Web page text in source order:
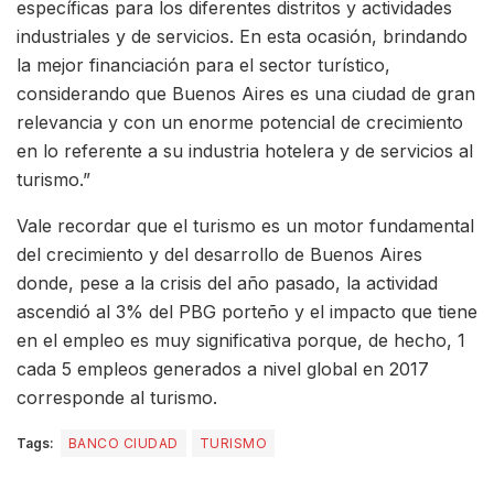
específicas para los diferentes distritos y actividades
industriales y de servicios. En esta ocasión, brindando
la mejor financiación para el sector turístico,
considerando que Buenos Aires es una ciudad de gran
relevancia y con un enorme potencial de crecimiento
en lo referente a su industria hotelera y de servicios al
turismo.”
Vale recordar que el turismo es un motor fundamental
del crecimiento y del desarrollo de Buenos Aires
donde, pese a la crisis del año pasado, la actividad
ascendió al 3% del PBG porteño y el impacto que tiene
en el empleo es muy significativa porque, de hecho, 1
cada 5 empleos generados a nivel global en 2017
corresponde al turismo.
Tags: BANCO CIUDAD TURISMO